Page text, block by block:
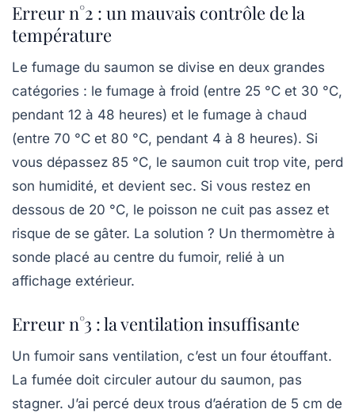
Erreur n°2 : un mauvais contrôle de la
température
Le fumage du saumon se divise en deux grandes
catégories : le fumage à froid (entre 25 °C et 30 °C,
pendant 12 à 48 heures) et le fumage à chaud
(entre 70 °C et 80 °C, pendant 4 à 8 heures). Si
vous dépassez 85 °C, le saumon cuit trop vite, perd
son humidité, et devient sec. Si vous restez en
dessous de 20 °C, le poisson ne cuit pas assez et
risque de se gâter. La solution ? Un thermomètre à
sonde placé au centre du fumoir, relié à un
affichage extérieur.
Erreur n°3 : la ventilation insuffisante
Un fumoir sans ventilation, c’est un four étouffant.
La fumée doit circuler autour du saumon, pas
stagner. J’ai percé deux trous d’aération de 5 cm de